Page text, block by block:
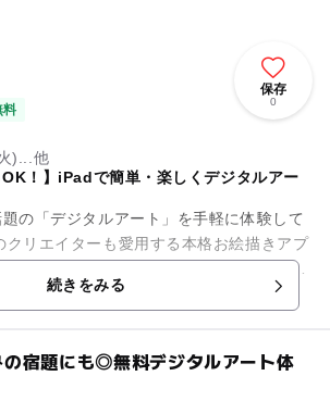
保存
0
料
)...他
OK！】iPadで簡単・楽しくデジタルアー
の「デジタルアート」を手軽に体験して
クリエイターも愛用する本格お絵描きアプ
アドビ フレスコ）」を使って、 世界に一
続きをみる
の宿題にも◎無料デジタルアート体